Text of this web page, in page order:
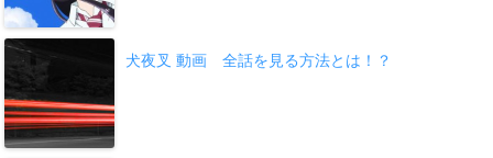
犬夜叉 動画 全話を見る方法とは！？